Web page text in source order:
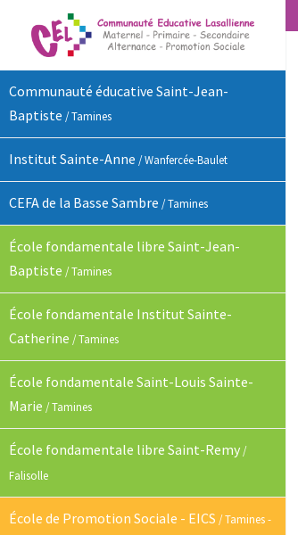
Communauté éducative Saint-Jean-
Baptiste / Tamines
Institut Sainte-Anne / Wanfercée-Baulet
CEFA de la Basse Sambre / Tamines
École fondamentale libre Saint-Jean-
Baptiste / Tamines
École fondamentale Institut Sainte-
Catherine / Tamines
École fondamentale Saint-Louis Sainte-
Marie / Tamines
École fondamentale libre Saint-Remy /
Falisolle
École de Promotion Sociale - EICS / Tamines -